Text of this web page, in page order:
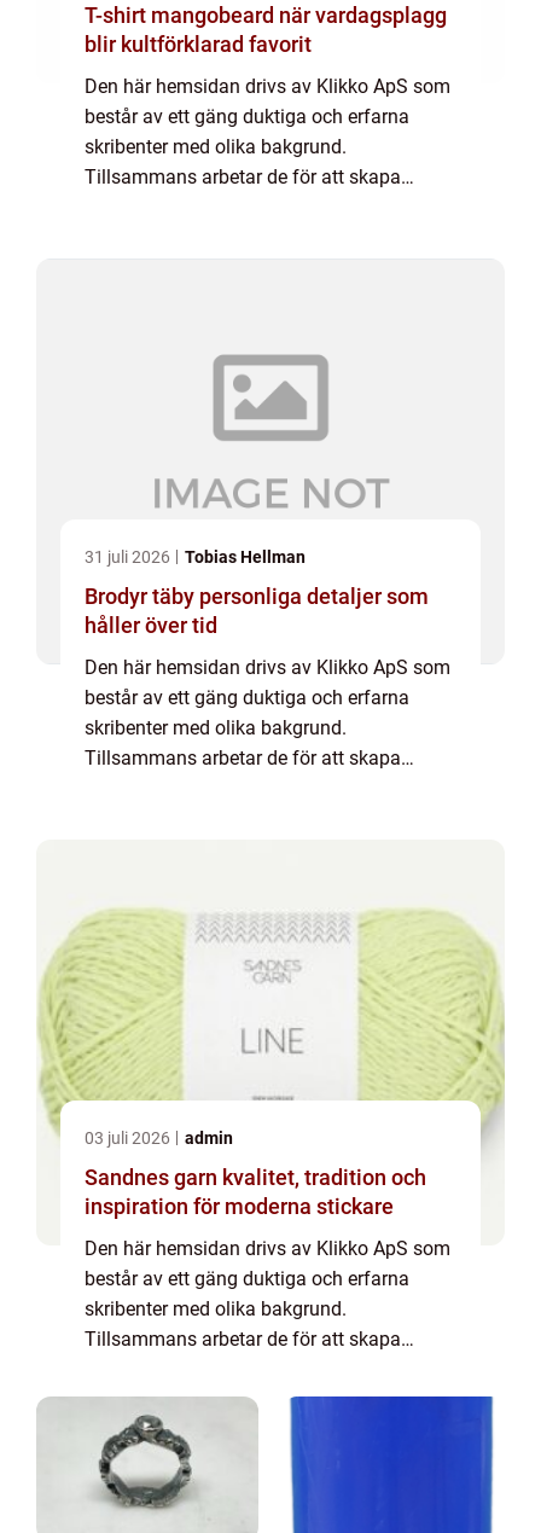
T-shirt mangobeard när vardagsplagg
blir kultförklarad favorit
Den här hemsidan drivs av Klikko ApS som
består av ett gäng duktiga och erfarna
skribenter med olika bakgrund.
Tillsammans arbetar de för att skapa
31 juli 2026 Tobias Hellman
Brodyr täby personliga detaljer som
håller över tid
Den här hemsidan drivs av Klikko ApS som
består av ett gäng duktiga och erfarna
skribenter med olika bakgrund.
Tillsammans arbetar de för att skapa
03 juli 2026 admin
Sandnes garn kvalitet, tradition och
inspiration för moderna stickare
Den här hemsidan drivs av Klikko ApS som
består av ett gäng duktiga och erfarna
skribenter med olika bakgrund.
Tillsammans arbetar de för att skapa
utmanande det är att läsa och genomgå en
massa olika ...